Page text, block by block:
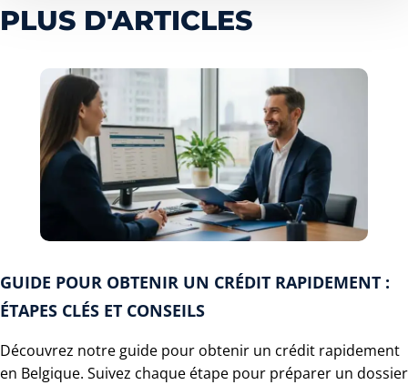
PLUS D'ARTICLES
GUIDE POUR OBTENIR UN CRÉDIT RAPIDEMENT :
ÉTAPES CLÉS ET CONSEILS
Découvrez notre guide pour obtenir un crédit rapidement
en Belgique. Suivez chaque étape pour préparer un dossier